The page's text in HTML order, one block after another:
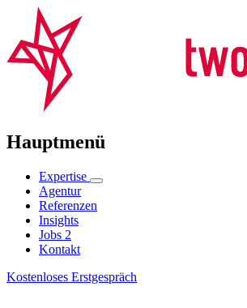
Hauptmenü
Expertise
Agentur
Referenzen
Insights
Jobs 2
Kontakt
Kostenloses Erstgespräch